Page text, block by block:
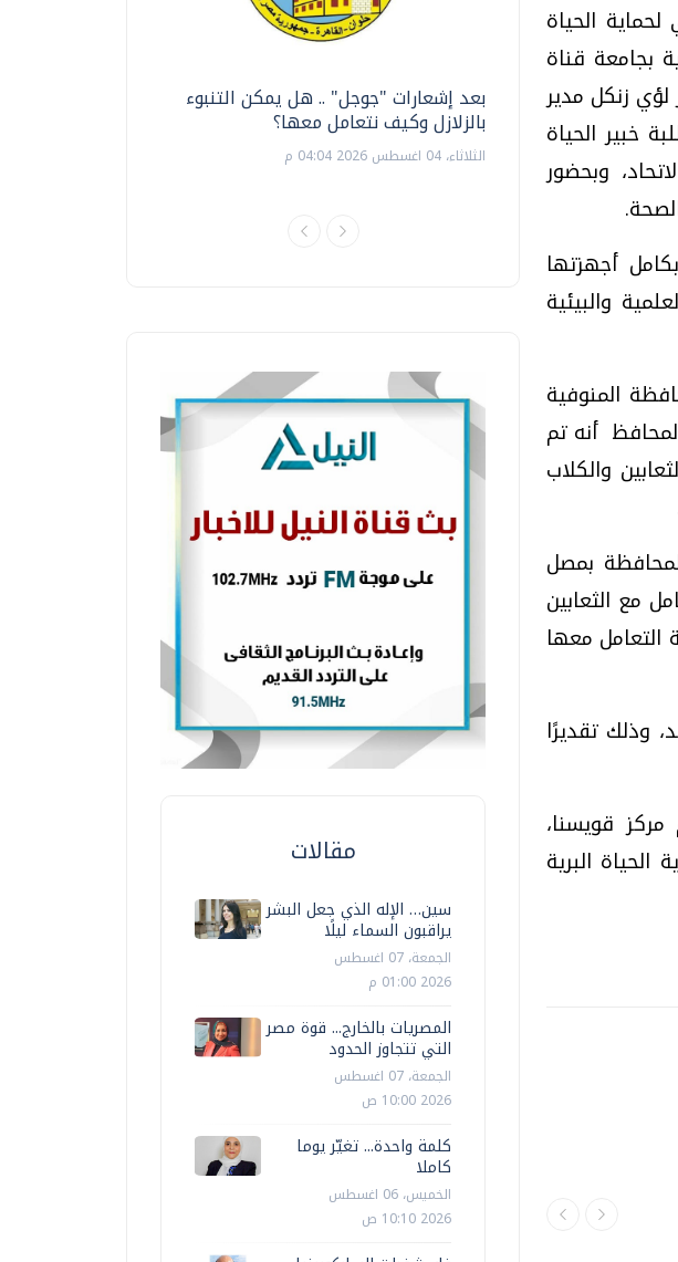
الحياة
بجامعة قناة
لؤي زنكل مدير
خبير الحياة
وبحضور
أجهزتها
والبيئية
المنوفية
أنه تم
والكلاب
بمصل
مع الثعابين
معها
وذلك تقديرًا
قويسنا،
البرية
بعد إشعارات "جوجل" .. هل يمكن التنبوء
بالزلازل وكيف نتعامل معها؟
الثلاثاء، 04 اغسطس 2026 04:04 م
.. تساؤلات
مقالات
سين… الإله الذي جعل البشر
يراقبون السماء ليلًا
الجمعة، 07 اغسطس
2026 01:00 م
المصريات بالخارج... قوة مصر
التي تتجاوز الحدود
الجمعة، 07 اغسطس
2026 10:00 ص
كلمة واحدة... تغيّر يوما
كاملا
الخميس، 06 اغسطس
2026 10:10 ص